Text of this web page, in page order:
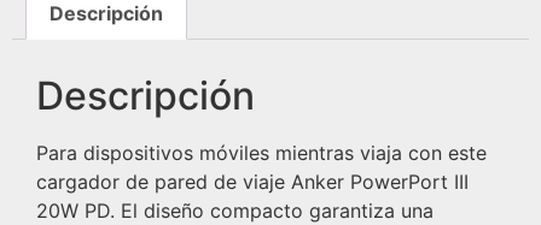
Descripción
Descripción
Para dispositivos móviles mientras viaja con este
cargador de pared de viaje Anker PowerPort III
20W PD. El diseño compacto garantiza una